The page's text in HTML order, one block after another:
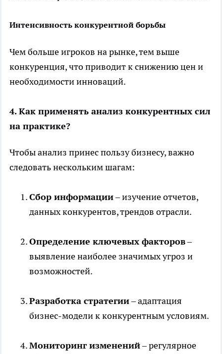
Интенсивность конкурентной борьбы
Чем больше игроков на рынке, тем выше
конкуренция, что приводит к снижению цен и
необходимости инноваций.
4. Как применять анализ конкурентных сил
на практике?
Чтобы анализ принес пользу бизнесу, важно
следовать нескольким шагам:
Сбор информации– изучение отчетов,
данных конкурентов, трендов отрасли.
Определение ключевых факторов–
выявление наиболее значимых угроз и
возможностей.
Разработка стратегии– адаптация
бизнес-модели к конкурентным условиям.
Мониторинг изменений– регулярное